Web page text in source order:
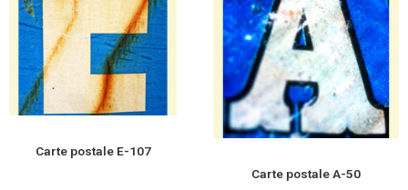
Carte postale E-107
Carte postale A-50